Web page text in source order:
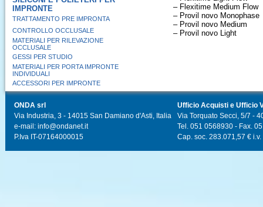
IMPRONTE
TRATTAMENTO PRE IMPRONTA
CONTROLLO OCCLUSALE
MATERIALI PER RILEVAZIONE
OCCLUSALE
GESSI PER STUDIO
MATERIALI PER PORTA IMPRONTE
INDIVIDUALI
ACCESSORI PER IMPRONTE
– Flexitime Medium Flow
– Provil novo Monophase
– Provil novo Medium
– Provil novo Light
ONDA srl
Via Industria, 3 - 14015 San Damiano d'Asti, Italia
e-mail: info@ondanet.it
P.Iva IT-07164000015
Ufficio Acquisti e Ufficio
Via Torquato Secci, 5/7 -
Tel. 051 0568930 - Fax.
Cap. soc. 283.071,57 € i.v.